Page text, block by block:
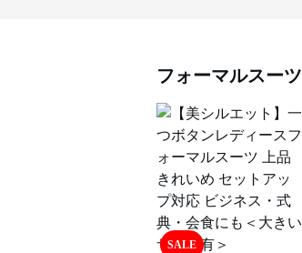
フォーマルスーツ
SALE